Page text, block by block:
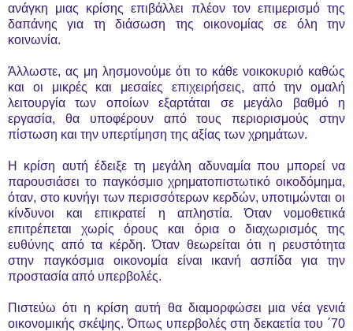
ανάγκη μιας κρίσης επιβάλλει πλέον τον επιμερισμό της
δαπάνης για τη διάσωση της οικονομίας σε όλη την
κοινωνία.
Άλλωστε, ας μη λησμονούμε ότι το κάθε νοικοκυριό καθώς
και οι μικρές και μεσαίες επιχειρήσεις, από την ομαλή
λειτουργία των οποίων εξαρτάται σε μεγάλο βαθμό η
εργασία, θα υποφέρουν από τους περιορισμούς στην
πίστωση και την υπερτίμηση της αξίας των χρημάτων.
Η κρίση αυτή έδειξε τη μεγάλη αδυναμία που μπορεί να
παρουσιάσει το παγκόσμιο χρηματοπιστωτικό οικοδόμημα,
όταν, στο κυνήγι των περισσότερων κερδών, υποτιμώνται οι
κίνδυνοι και επικρατεί η απληστία. Όταν νομοθετικά
επιτρέπεται χωρίς όρους και όρια ο διαχωρισμός της
ευθύνης από τα κέρδη. Όταν θεωρείται ότι η ρευστότητα
στην παγκόσμια οικονομία είναι ικανή ασπίδα για την
προστασία από υπερβολές.
Πιστεύω ότι η κρίση αυτή θα διαμορφώσει μια νέα γενιά
οικονομικής σκέψης. Όπως υπερβολές στη δεκαετία του ΄70